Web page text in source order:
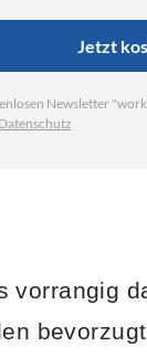
vorrangig